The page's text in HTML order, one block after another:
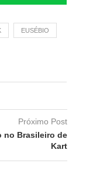
EUSÉBIO
Próximo Post
no Brasileiro de
Kart